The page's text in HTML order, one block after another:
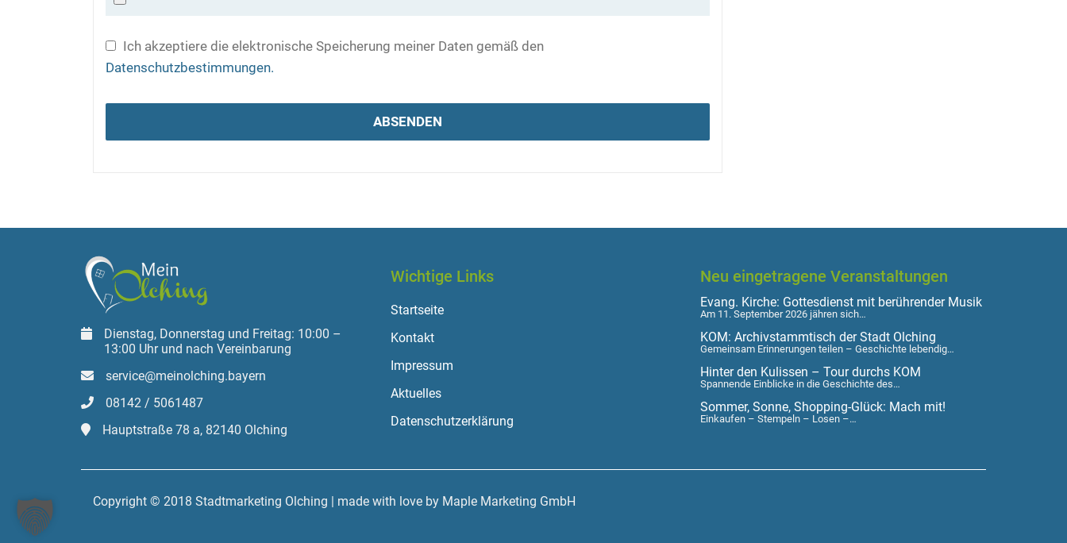
Ich akzeptiere die elektronische Speicherung meiner Daten gemäß den
Datenschutzbestimmungen.
Dienstag, Donnerstag und Freitag: 10:00 –
13:00 Uhr und nach Vereinbarung
service@meinolching.bayern
08142 / 5061487
Hauptstraße 78 a, 82140 Olching
Wichtige Links
Startseite
Kontakt
Impressum
Aktuelles
Datenschutzerklärung
Neu eingetragene Veranstaltungen
Evang. Kirche: Gottesdienst mit berührender Musik
Am 11. September 2026 jähren sich…
KOM: Archivstammtisch der Stadt Olching
Gemeinsam Erinnerungen teilen – Geschichte lebendig…
Hinter den Kulissen – Tour durchs KOM
Spannende Einblicke in die Geschichte des…
Sommer, Sonne, Shopping-Glück: Mach mit!
Einkaufen – Stempeln – Losen –…
Copyright © 2018 Stadtmarketing Olching | made with love by Maple Marketing GmbH